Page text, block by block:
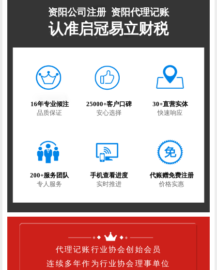
资阳公司注册 资阳代理记账
认准启冠易立财税
16年专业倾注
品质保证
25000+客户口碑
安心选择
30+直营实体
快速响应
200+服务团队
专人服务
手机查看进度
实时推进
代账赠免费注册
价格实惠
代理记账行业协会创始会员
连续多年作为行业协会理事单位